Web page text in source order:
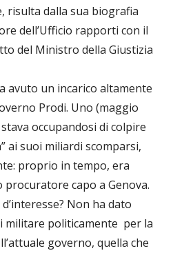
risulta dalla sua biografia
dell’Ufficio rapporti con il
del Ministro della Giustizia
avuto un incarico altamente
Prodi. Uno (maggio
occupandosi di colpire
ai suoi miliardi scomparsi,
proprio in tempo, era
capo a Genova.
Non ha dato
militare politicamente per la
governo, quella che